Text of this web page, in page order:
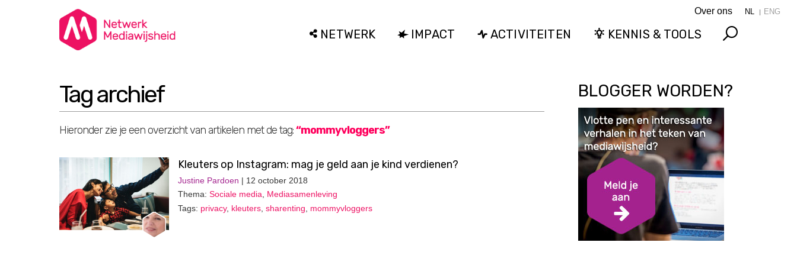
Over ons NL ENG
NETWERK IMPACT ACTIVITEITEN KENNIS & TOOLS
Tag archief
Hieronder zie je een overzicht van artikelen met de tag:“mommyvloggers”
Kleuters op Instagram: mag je geld aan je kind verdienen?
Justine Pardoen | 12 october 2018
Thema: Sociale media, Mediasamenleving
Tags: privacy, kleuters, sharenting, mommyvloggers
BLOGGER WORDEN?